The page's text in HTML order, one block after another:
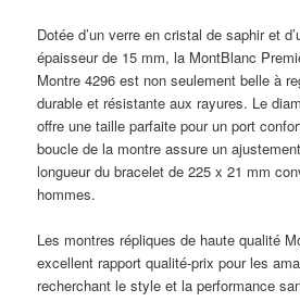
Dotée d’un verre en cristal de saphir et
épaisseur de 15 mm, la MontBlanc
Montre 4296 est non seulement belle à
durable et résistante aux rayures. Le
offre une taille parfaite pour un port
boucle de la montre assure un
longueur du bracelet de 225 x 21 mm
hommes.
Les montres répliques de haute qualité
excellent rapport qualité-prix pour les
recherchant le style et la performance